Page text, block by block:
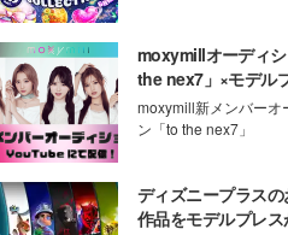
moxymillオーディ
the nex7」×モデル
moxymill新メンバーオ
ン「to the nex7」
ディズニープラス
作品をモデルプレス